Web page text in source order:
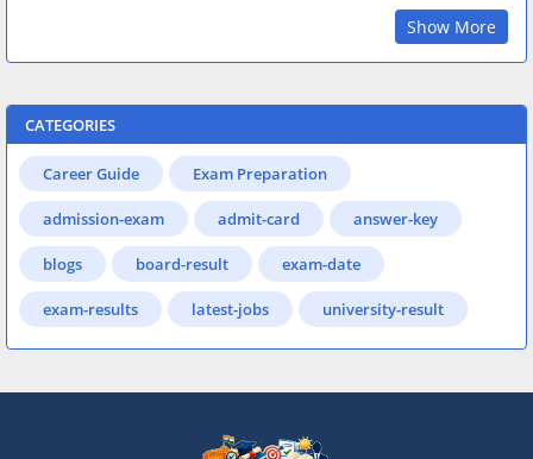
Show More
CATEGORIES
Career Guide Exam Preparation
admission-exam admit-card answer-key
blogs board-result exam-date
exam-results latest-jobs university-result